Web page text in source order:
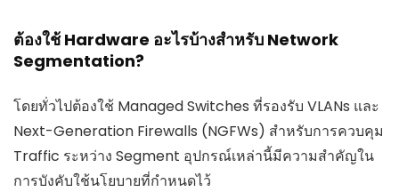
ต้องใช้ Hardware อะไรบ้างสำหรับ Network
Segmentation?
โดยทั่วไปต้องใช้ Managed Switches ที่รองรับ VLANs และ
Next-Generation Firewalls (NGFWs) สำหรับการควบคุม
Traffic ระหว่าง Segment อุปกรณ์เหล่านี้มีความสำคัญใน
การบังคับใช้นโยบายที่กำหนดไว้